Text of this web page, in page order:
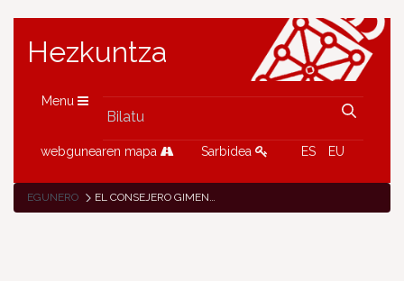
Hezkuntza
Menu
webgunearen mapa Sarbidea ES EU
EGUNERO EL CONSEJERO GIMENO Y LA CONSEJERA MAEZTU PARTICIPAN EN EL CONSEJO NAVARRO DE FP EN REPRESENTACIÓN DEL GOBIERNO DE NAVARRA.